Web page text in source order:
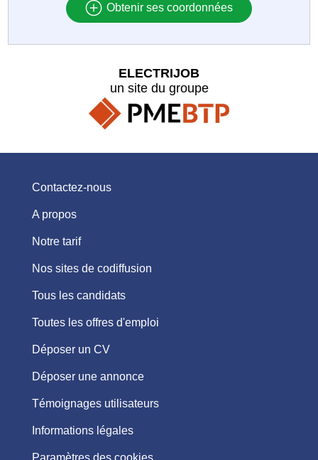
Obtenir ses coordonnées
ELECTRIJOB
un site du groupe
Contactez-nous
A propos
Notre tarif
Nos sites de codiffusion
Tous les candidats
Toutes les offres d'emploi
Déposer un CV
Déposer une annonce
Témoignages utilisateurs
Informations légales